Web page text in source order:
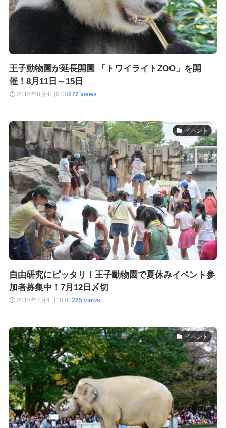
王子動物園が延長開園 「トワイライトZOO」を開
催！8月11日～15日
2016年8月4日 9:00272 views
イベント
自由研究にピッタリ！王子動物園で夏休みイベント参
加者募集中！7月12日〆切
2016年7月4日 18:00225 views
イベント